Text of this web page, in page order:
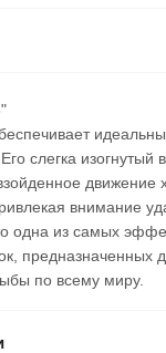
слегка изогнутый
внимание
одна из самых
предназначенных
по всему миру.